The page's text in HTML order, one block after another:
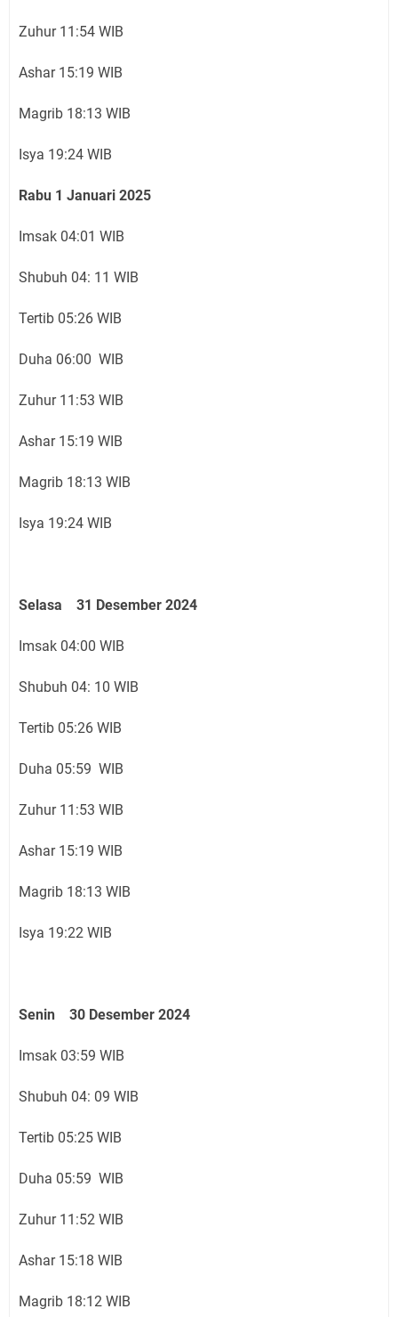
Zuhur 11:54 WIB
Ashar 15:19 WIB
Magrib 18:13 WIB
Isya 19:24 WIB
Rabu 1 Januari 2025
Imsak 04:01 WIB
Shubuh 04: 11 WIB
Tertib 05:26 WIB
Duha 06:00 WIB
Zuhur 11:53 WIB
Ashar 15:19 WIB
Magrib 18:13 WIB
Isya 19:24 WIB
Selasa 31 Desember 2024
Imsak 04:00 WIB
Shubuh 04: 10 WIB
Tertib 05:26 WIB
Duha 05:59 WIB
Zuhur 11:53 WIB
Ashar 15:19 WIB
Magrib 18:13 WIB
Isya 19:22 WIB
Senin 30 Desember 2024
Imsak 03:59 WIB
Shubuh 04: 09 WIB
Tertib 05:25 WIB
Duha 05:59 WIB
Zuhur 11:52 WIB
Ashar 15:18 WIB
Magrib 18:12 WIB